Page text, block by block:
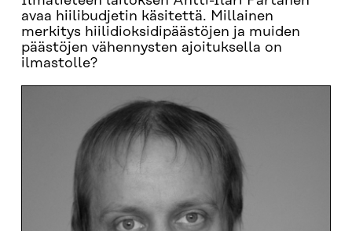
avaa hiilibudjetin käsitettä. Millainen
merkitys hiilidioksidipäästöjen ja muiden
päästöjen vähennysten ajoituksella on
ilmastolle?